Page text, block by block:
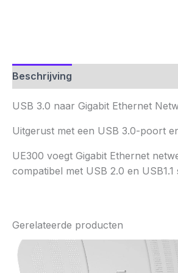
Beschrijving
USB 3.0 naar Gigabit Ethernet
Uitgerust met een USB 3.0-poort
UE300 voegt Gigabit Ethernet
compatibel met USB 2.0 en USB1.1
Gerelateerde producten